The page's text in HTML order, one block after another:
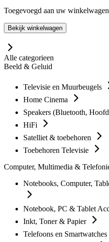
Toegevoegd aan uw
Bekijk winkelwagen
Alle categorieen
Beeld & Geluid
Televisie en Muurbeugels
Home Cinema
Speakers (Bluetooth,
HiFi
Satelliet & toebehoren
Toebehoren Televisie
Computer, Multimedia &
Notebooks, Computer,
Notebook, PC & Tablet
Inkt, Toner & Papier
Telefoons en Smartwatches